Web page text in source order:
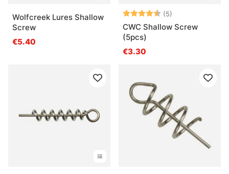
Wolfcreek Lures Shallow
Screw
€5.40
Arvio: (5)
CWC Shallow Screw
(5pcs)
€3.30